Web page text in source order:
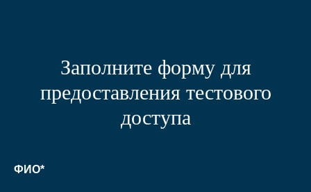
Заполните форму для
предоставления тестового
доступа
ФИО*